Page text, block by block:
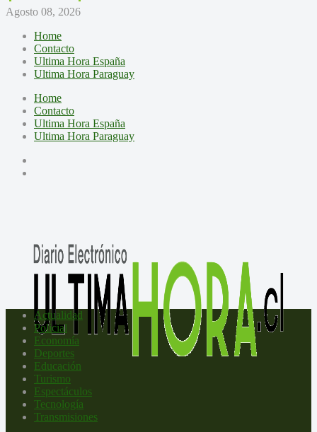
Agosto 08, 2026
Home
Contacto
Ultima Hora España
Ultima Hora Paraguay
Home
Contacto
Ultima Hora España
Ultima Hora Paraguay
Actualidad
Policial
Economía
Deportes
Educación
Turismo
Espectáculos
Tecnología
Transmisiones